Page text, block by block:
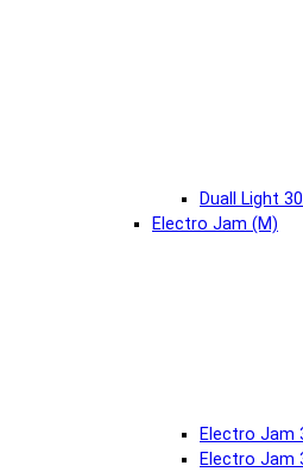
Duall Light
Electro Jam (М)
Electro Jam
Electro Jam